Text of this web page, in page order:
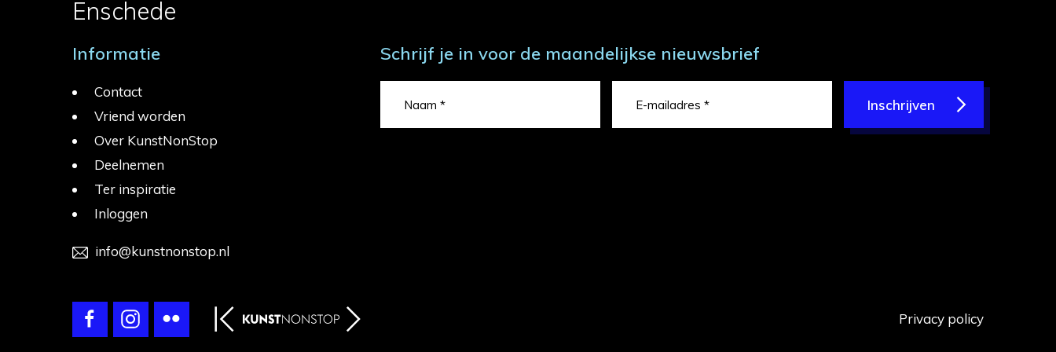
Enschede
Informatie
Contact
Vriend worden
Over KunstNonStop
Deelnemen
Ter inspiratie
Inloggen
info@kunstnonstop.nl
Schrijf je in voor de maandelijkse nieuwsbrief
Inschrijven
Privacy policy